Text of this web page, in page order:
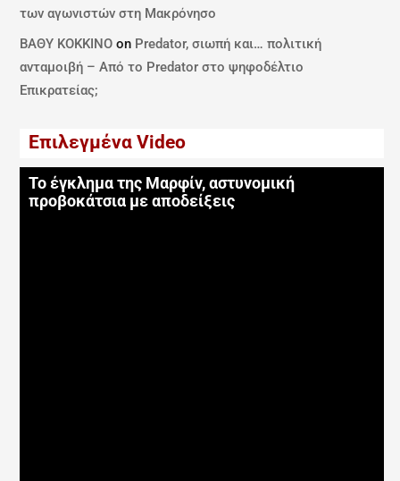
των αγωνιστών στη Μακρόνησο
ΒΑΘΥ ΚΟΚΚΙΝΟ on Predator, σιωπή και… πολιτική
ανταμοιβή – Από το Predator στο ψηφοδέλτιο
Επικρατείας;
Επιλεγμένα Video
Το έγκλημα της Μαρφίν, αστυνομική
προβοκάτσια με αποδείξεις